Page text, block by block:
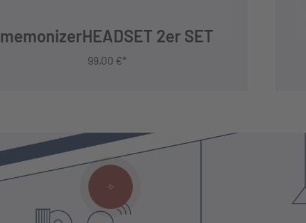
memonizerHEADSET 2er SET
99,00 €*